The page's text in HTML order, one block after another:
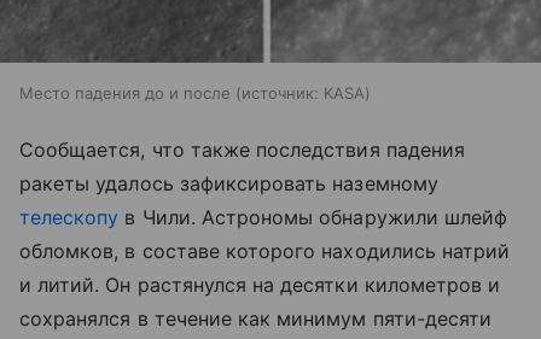
Место падения до и после источник: KASA
Сообщается, что также последствия падения
ракеты удалось зафиксировать наземному
телескопу в Чили. Астрономы обнаружили шлейф
обломков, в составе которого находились натрий
и литий. Он растянулся на десятки километров и
сохранялся в течение как минимум пяти-десяти